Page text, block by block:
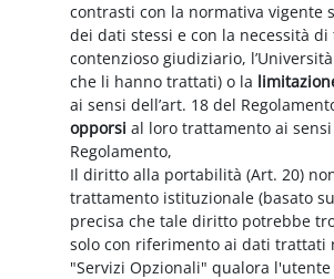
contrasti con la normativa vigente
dei dati stessi e con la necessità
contenzioso giudiziario,
che li hanno trattati) o la
ai sensi dell’art. 18 del
opporsi al loro trattamento ai sensi
Regolamento,
Il diritto alla portabilità (Art. 20)
trattamento istituzionale (basato
precisa che tale diritto potrebbe
solo con riferimento ai dati trattati
"Servizi Opzionali" qualora